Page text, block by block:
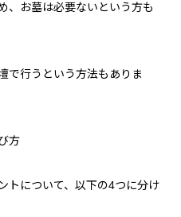
、お墓は必要ないという方も
で行うという方法もありま
方
トについて、以下の4つに分け